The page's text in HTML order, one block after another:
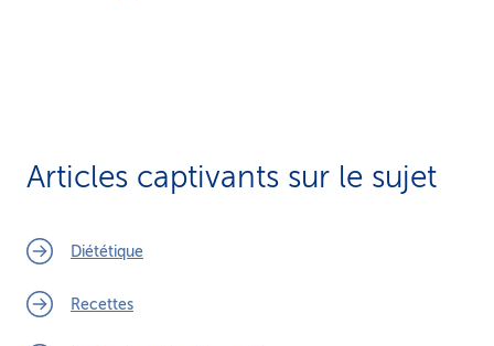
Articles captivants sur le sujet
Diététique
Recettes